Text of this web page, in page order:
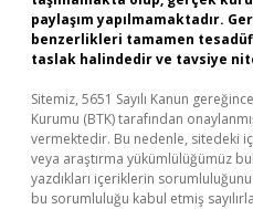
paylaşım yapılmamaktadır.
benzerlikleri tamamen
taslak halindedir ve tavsiye
Sitemiz, 5651 Sayılı Kanun
Kurumu (BTK) tarafından
vermektedir. Bu nedenle, sitedeki
veya araştırma yükümlülüğümüz
yazdıkları içeriklerin
bu sorumluluğu kabul etmiş